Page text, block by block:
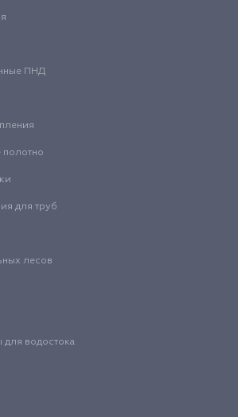
ПНД
полотно
для труб
лесов
водостока